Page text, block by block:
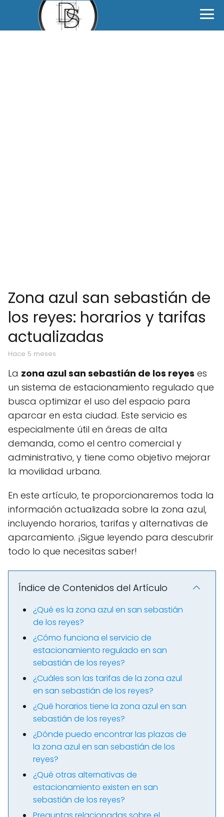
Zona azul san sebastián de
los reyes: horarios y tarifas
actualizadas
hace 5 meses
La zona azul san sebastián de los reyes es
un sistema de estacionamiento regulado que
busca optimizar el uso del espacio para
aparcar en esta ciudad. Este servicio es
especialmente útil en áreas de alta
demanda, como el centro comercial y
administrativo, y tiene como objetivo mejorar
la movilidad urbana.
En este artículo, te proporcionaremos toda la
información actualizada sobre la zona azul,
incluyendo horarios, tarifas y alternativas de
aparcamiento. ¡Sigue leyendo para descubrir
todo lo que necesitas saber!
Índice de Contenidos del Artículo
¿Qué es la zona azul en san sebastián
de los reyes?
¿Cómo funciona el servicio de
estacionamiento regulado en san
sebastián de los reyes?
¿Cuáles son las tarifas de la zona azul
en san sebastián de los reyes?
¿Qué horarios tiene la zona azul en san
sebastián de los reyes?
¿Dónde puedo encontrar las plazas de
la zona azul en san sebastián de los
reyes?
¿Qué otras alternativas de
estacionamiento existen en san
sebastián de los reyes?